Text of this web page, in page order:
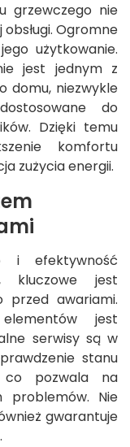
grzewczego nie
Ogromne
użytkowanie.
jest jednym z
domu, niezwykle
do
Dzięki temu
komfortu
zużycia energii.
i efektywność
kluczowe jest
przed awariami.
jest
serwisy są w
stanu
co pozwala na
problemów. Nie
gwarantuje